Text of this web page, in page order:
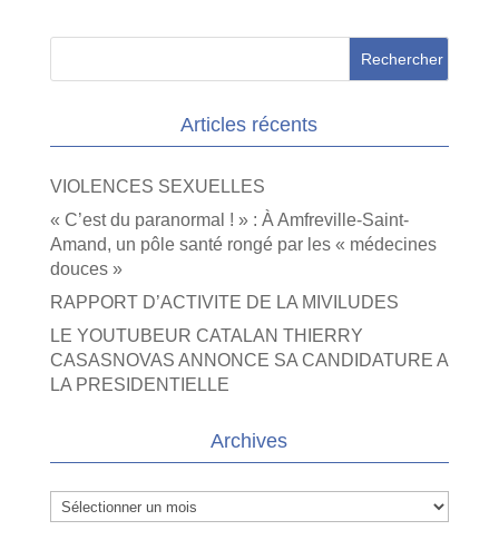
Articles récents
VIOLENCES SEXUELLES
« C’est du paranormal ! » : À Amfreville-Saint-
Amand, un pôle santé rongé par les « médecines
douces »
RAPPORT D’ACTIVITE DE LA MIVILUDES
LE YOUTUBEUR CATALAN THIERRY
CASASNOVAS ANNONCE SA CANDIDATURE A
LA PRESIDENTIELLE
Archives
Archives